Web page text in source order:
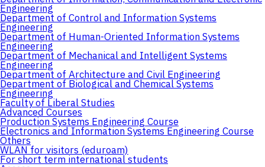
Engineering
Department of Control and Information Systems
Engineering
Department of Human-Oriented Information Systems
Engineering
Department of Mechanical and Intelligent Systems
Engineering
Department of Architecture and Civil Engineering
Department of Biological and Chemical Systems
Engineering
Faculty of Liberal Studies
Advanced Courses
Production Systems Engineering Course
Electronics and Information Systems Engineering Course
Others
WLAN for visitors (eduroam)
For short term international students